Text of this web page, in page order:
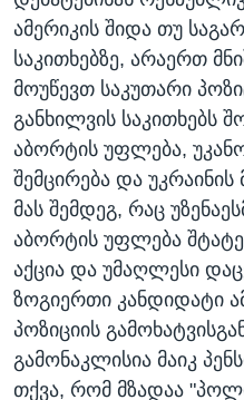
ამერიკის შიდა თუ
საკითხებზე, არაერთ
მოუწევთ საკუთარი
განხილვის საკითხებს
აბორტის უფლება,
შემცირება და
მას შემდეგ, რაც
აბორტის უფლება
აქცია და უმაღლესი
ზოგიერთი კანდიდატი
პოზიციის
გამონაკლისია მაიკ
თქვა, რომ მზადაა